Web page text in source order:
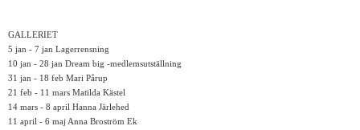
GALLERIET
5 jan - 7 jan Lagerrensning
10 jan - 28 jan Dream big -medlemsutställning
31 jan - 18 feb Mari Pårup
21 feb - 11 mars Matilda Kästel
14 mars - 8 april Hanna Järlehed
11 april - 6 maj Anna Broström Ek